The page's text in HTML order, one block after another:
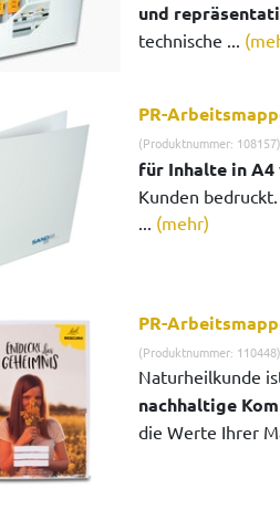
und
technische ...
PR-
(Produktnummer: 108157)
für Inhalte in A4
Kunden
... (mehr)
PR-
(Produktnummer: 110448)
Naturheilkunde
nachhaltige
die Werte Ihrer